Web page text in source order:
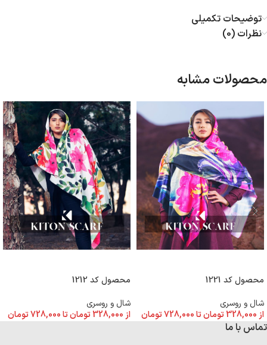
توضیحات تکمیلی
نظرات (0)
محصولات مشابه
محصول کد 1221
شال و روسری
از 328,000تومانتا728,000تومان
محصول کد 1212
شال و روسری
از 328,000تومانتا728,000تومان
تماس با ما